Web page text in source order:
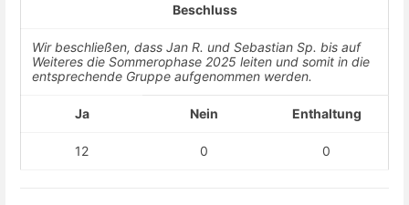
Beschluss
Wir beschließen, dass Jan R. und Sebastian Sp. bis auf
Weiteres die Sommerophase 2025 leiten und somit in die
entsprechende Gruppe aufgenommen werden.
Ja Nein Enthaltung
12 0 0